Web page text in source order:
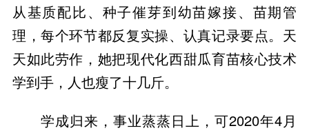
从基质配比、种子催芽到幼苗嫁接、苗期管
理，每个环节都反复实操、认真记录要点。天
天如此劳作，她把现代化西甜瓜育苗核心技术
学成归来，事业蒸蒸日上，可2020年4月